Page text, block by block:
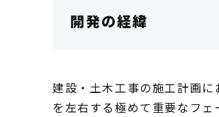
開発の経緯
建設・土木工事の施工計画
を左右する極めて重要なフェ